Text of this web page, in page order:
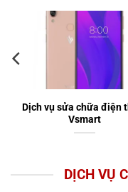
Dịch vụ sửa chữa điện
Vsmart
DỊCH VỤ